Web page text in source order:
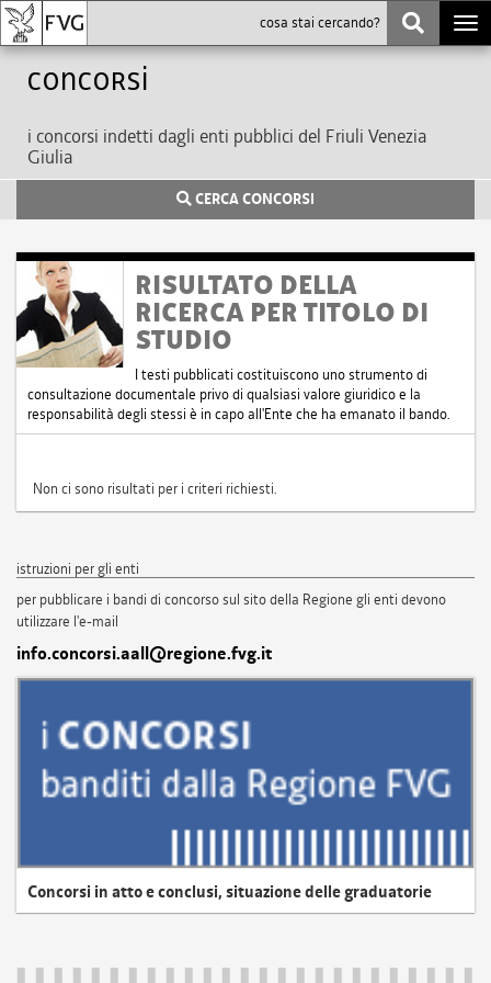
Concorsi
i concorsi indetti dagli enti pubblici del Friuli Venezia
Giulia
CERCA CONCORSI
RISULTATO DELLA
RICERCA PER TITOLO DI
STUDIO
I testi pubblicati costituiscono uno strumento di
consultazione documentale privo di qualsiasi valore giuridico e la
responsabilità degli stessi è in capo all'Ente che ha emanato il bando.
Non ci sono risultati per i criteri richiesti.
istruzioni per gli enti
per pubblicare i bandi di concorso sul sito della Regione gli enti devono
utilizzare l'e-mail
info.concorsi.aall@regione.fvg.it
Concorsi in atto e conclusi, situazione delle graduatorie